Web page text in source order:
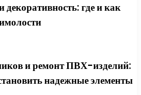
где и как
и ремонт ПВХ-изделий:
надежные элементы